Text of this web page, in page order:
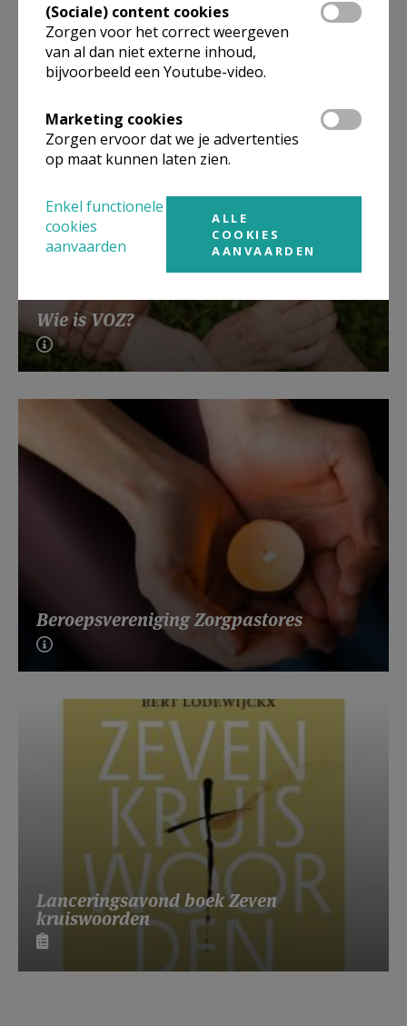
Lees meer
Wie is VOZ?
Beroepsvereniging Zorgpastores
Lanceringsavond boek Zeven
kruiswoorden
(Sociale) content cookies
Zorgen voor het correct weergeven
van al dan niet externe inhoud,
bijvoorbeeld een Youtube-video.
Marketing cookies
Zorgen ervoor dat we je advertenties
op maat kunnen laten zien.
Enkel functionele
cookies
aanvaarden
ALLE
COOKIES
AANVAARDEN